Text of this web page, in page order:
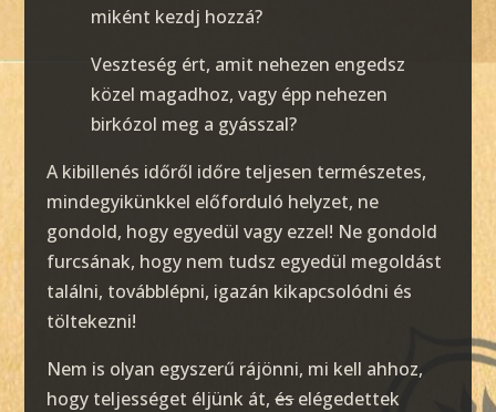
miként kezdj hozzá?
Veszteség ért, amit nehezen engedsz
közel magadhoz, vagy épp nehezen
birkózol meg a gyásszal?
A kibillenés időről időre teljesen természetes,
mindegyikünkkel előforduló helyzet, ne
gondold, hogy egyedül vagy ezzel! Ne gondold
furcsának, hogy nem tudsz egyedül megoldást
találni, továbblépni, igazán kikapcsolódni és
töltekezni!
Nem is olyan egyszerű rájönni, mi kell ahhoz,
hogy teljességet éljünk át,éselégedettek